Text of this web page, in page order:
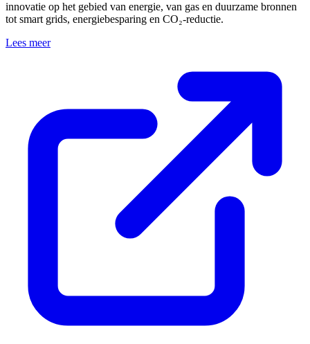
innovatie op het gebied van energie, van gas en duurzame bronnen
tot smart grids, energiebesparing en CO₂‑reductie.
Lees meer